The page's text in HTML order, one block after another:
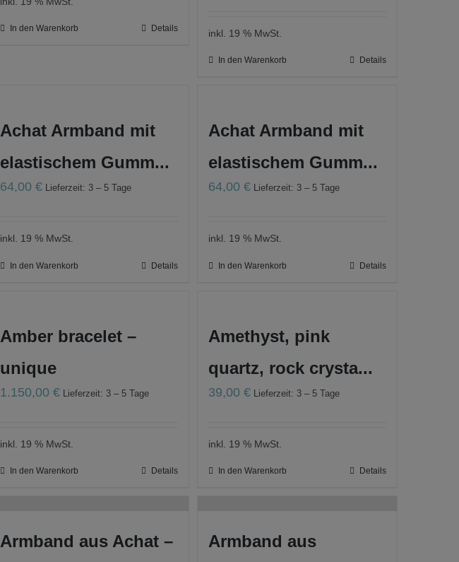
In den Warenkorb Details inkl. 19 % MwSt.
In den Warenkorb Details
Achat Armband mit
elastischem Gumm...
64,00 € Lieferzeit: 3 – 5 Tage
inkl. 19 % MwSt.
In den Warenkorb Details
Achat Armband mit
elastischem Gumm...
64,00€ Lieferzeit: 3 – 5 Tage
inkl. 19 % MwSt.
In den Warenkorb Details
Amber bracelet –
unique
1.150,00 € Lieferzeit: 3 – 5 Tage
inkl. 19 % MwSt.
In den Warenkorb Details
Amethyst, pink
quartz, rock crysta...
39,00€ Lieferzeit: 3 – 5 Tage
inkl. 19 % MwSt.
In den Warenkorb Details
Armband aus Achat –
Armband aus